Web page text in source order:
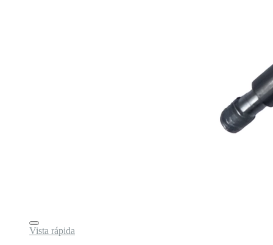
Vista rápida